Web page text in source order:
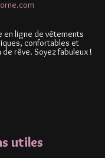
en ligne de vêtements
confortables et
rêve. Soyez fabuleux !
utiles